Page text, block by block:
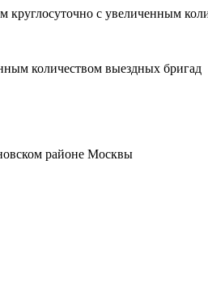
с увеличенным
количеством выездных бригад
районе Москвы